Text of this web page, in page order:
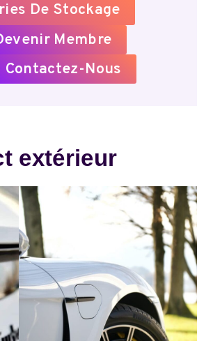
De Stockage
Membre
Contactez-Nous
extérieur